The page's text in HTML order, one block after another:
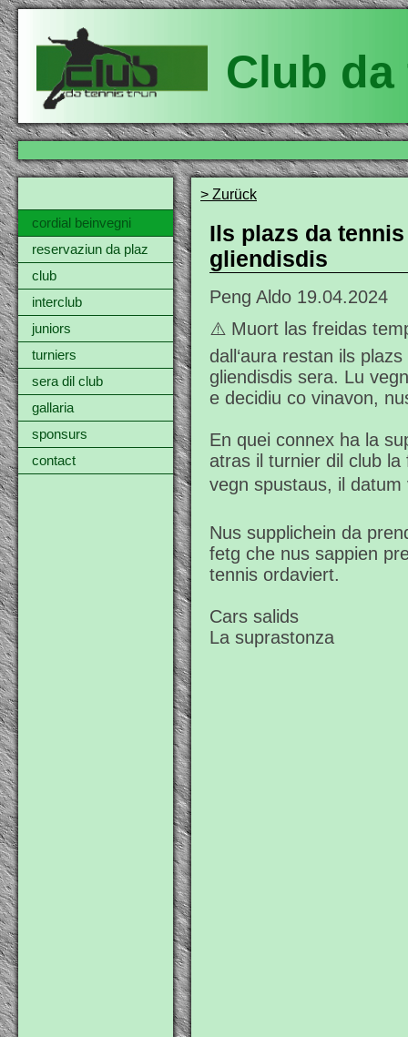
Club
cordial beinvegni
reservaziun da plaz
club
interclub
juniors
turniers
sera dil club
gallaria
sponsurs
contact
> Zurück
Ils plazs da
gliendisdis
Peng Aldo 19.04.2024
⚠️ Muort las freidas
dall‘aura restan ils
gliendisdis sera. Lu
e decidiu co vinavon,
En quei connex ha la
atras il turnier dil club la
vegn spustaus, il
Nus supplichein da
fetg che nus sappien
tennis ordaviert.
Cars salids
La suprastonza